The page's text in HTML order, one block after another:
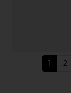
1 2